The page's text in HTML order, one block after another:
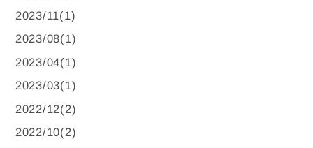
2023/11(1)
2023/08(1)
2023/04(1)
2023/03(1)
2022/12(2)
2022/10(2)